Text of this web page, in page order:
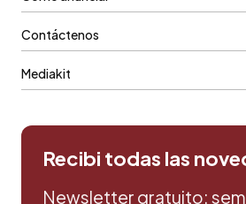
Contáctenos
Mediakit
Recibi todas las
Newsletter gratuito: